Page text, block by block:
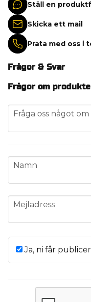
Ställ en
Skicka ett mail
Prata med oss i
Frågor & Svar
Frågor om
question
Fråga oss något
name
Namn
email
Mejladress
Ja, ni får